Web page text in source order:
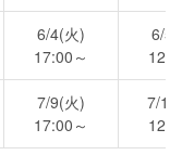
6/4(火)
17:00～
6/
7/9(火)
17:00～
7/